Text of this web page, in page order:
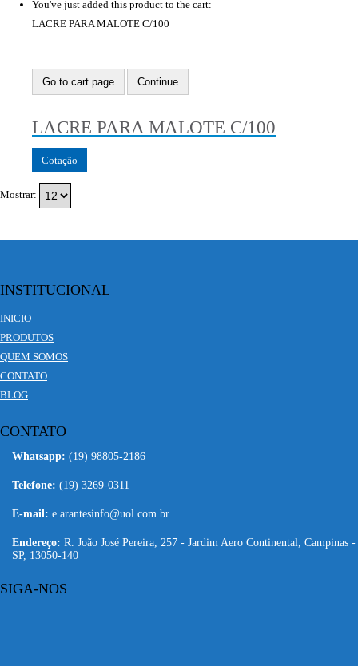
You've just added this product to the cart:
LACRE PARA MALOTE C/100
Go to cart page Continue
LACRE PARA MALOTE C/100
Cotação
Mostrar:
INSTITUCIONAL
INICIO
PRODUTOS
QUEM SOMOS
CONTATO
BLOG
CONTATO
Whatsapp: (19) 98805-2186
Telefone: (19) 3269-0311
E-mail: e.arantesinfo@uol.com.br
Endereço: R. João José Pereira, 257 - Jardim Aero Continental, Campinas -
SP, 13050-140
SIGA-NOS